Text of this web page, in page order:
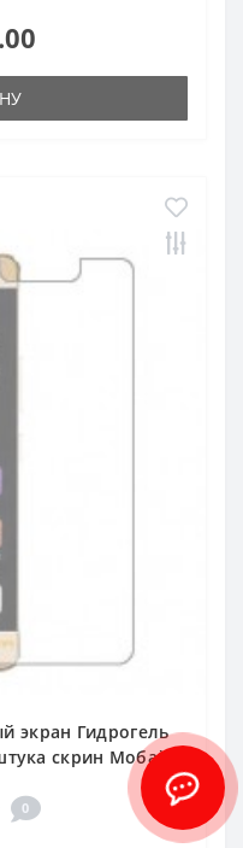
экран Гидрогель
скрин Мобайл
0